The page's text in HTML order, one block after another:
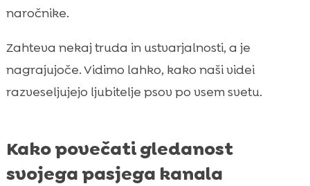
naročnike.
Zahteva nekaj truda in ustvarjalnosti, a je
nagrajujoče. Vidimo lahko, kako naši videi
razveseljujejo ljubitelje psov po vsem svetu.
Kako povečati gledanost
svojega pasjega kanala